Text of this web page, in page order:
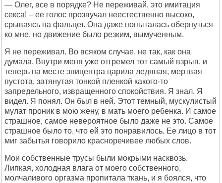
— Олег, все в порядке? Не переживай, это имитация
секса! – ее голос прозвучал неестественно высоко,
срываясь на фальцет. Она даже попыталась обернуться
ко мне, но движение было резким, вымученным.
Я не переживал. Во всяком случае, не так, как она
думала. Внутри меня уже отгремел тот самый взрыв, и
теперь на месте эпицентра царила ледяная, мертвая
пустота, затянутая тонкой пленкой какого-то
запредельного, извращенного спокойствия. Я знал. Я
видел. Я понял. Он был в ней. Этот темный, мускулистый
мулат проник в мою жену, в мать моего ребенка. И самое
страшное, самое невероятное было даже не это. Самое
страшное было то, что ей это понравилось. Ее лицо в тот
миг забытья говорило красноречивее любых слов.
Мои собственные трусы были мокрыми насквозь.
Липкая, холодная влага от моего собственного,
молчаливого оргазма пропитала ткань, и я боялся, что